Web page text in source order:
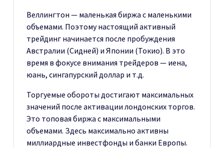
Веллингтон — маленькая биржа с маленькими
объемами. Поэтому настоящий активный
трейдинг начинается после пробуждения
Австралии (Сидней) и Японии (Токио). В это
время в фокусе внимания трейдеров — иена,
юань, сингапурский доллар и т.д.
Торгуемые обороты достигают максимальных
значений после активации лондонских торгов.
Это топовая биржа с максимальными
объемами. Здесь максимально активны
миллиардные инвестфонды и банки Европы.